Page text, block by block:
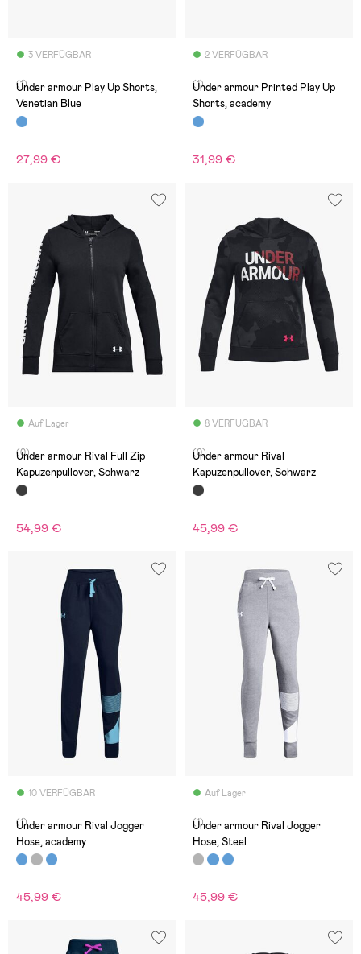
3 VERFÜGBAR
(1)
Under armour Play Up Shorts,
Venetian Blue
27,99 €
2 VERFÜGBAR
(1)
Under armour Printed Play Up
Shorts, academy
31,99 €
Auf Lager
(0)
Under armour Rival Full Zip
Kapuzenpullover, Schwarz
54,99 €
8 VERFÜGBAR
(0)
Under armour Rival
Kapuzenpullover, Schwarz
45,99 €
10 VERFÜGBAR
(1)
Under armour Rival Jogger
Hose, academy
45,99 €
Auf Lager
(1)
Under armour Rival Jogger
Hose, Steel
45,99 €